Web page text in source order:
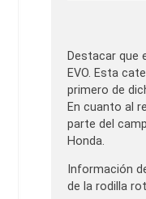
Destacar que
EVO. Esta
primero de
En cuanto al
parte del
Honda.
Información
de la rodilla